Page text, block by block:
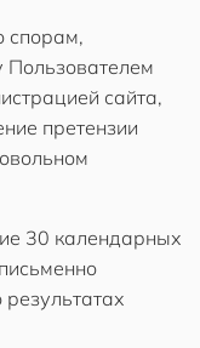
спорам,
сайта,
претензии
30 календарных